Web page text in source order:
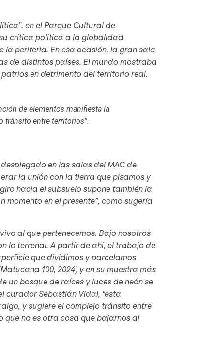
en el Parque Cultural de
crítica política a la globalidad
la periferia. En esa ocasión, la gran sala
de distintos países. El mundo mostraba
en detrimento del territorio real.
de elementos manifiesta la
tránsito entre territorios”.
en las salas del MAC de
la unión con la tierra que pisamos y
hacia el subsuelo supone también la
en el presente”, como sugería
al que pertenecemos. Bajo nosotros
lo terrenal. A partir de ahí, el trabajo de
que dividimos y parcelamos
100, 2024) y en su muestra más
un bosque de raíces y luces de neón se
curador Sebastián Vidal, “esta
y sugiere el complejo tránsito entre
que no es otra cosa que bajarnos al